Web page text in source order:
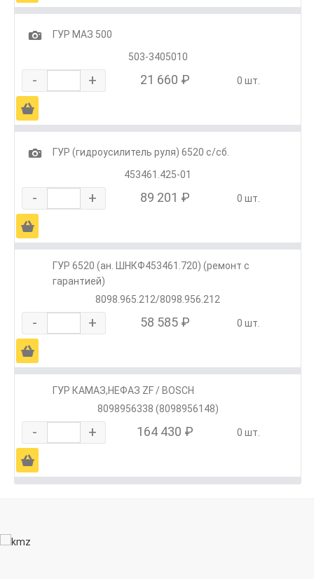
1
ГУР МАЗ 500
503-3405010
- + 21 660 ₽ 0 шт.
Ä
1
ГУР (гидроусилитель руля) 6520 с/сб.
453461.425-01
- + 89 201 ₽ 0 шт.
Ä
ГУР 6520 (ан. ШНКФ453461.720) (ремонт с
гарантией)
8098.965.212/8098.956.212
- + 58 585 ₽ 0 шт.
Ä
ГУР КАМАЗ,НЕФАЗ ZF / BOSCH
8098956338 (8098956148)
- + 164 430 ₽ 0 шт.
Ä